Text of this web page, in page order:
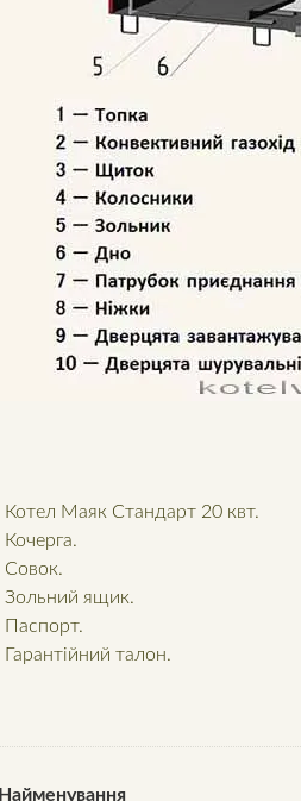
Котел Маяк Стандарт 20 квт.
Кочерга.
Совок.
Зольний ящик.
Паспорт.
Гарантійний талон.
Найменування